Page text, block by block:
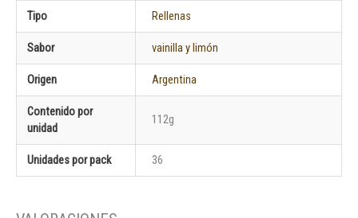
Tipo Rellenas
Sabor vainilla y limón
Origen Argentina
Contenido por
unidad
112g
Unidades por pack 36